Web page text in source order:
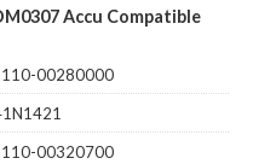
Accu Compatible
00280000
00320700